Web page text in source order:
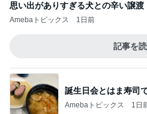
思い出がありすぎる犬との辛い譲渡
Amebaトピックス 1日前
記事を
誕生日会とはま寿司
Amebaトピックス 1日